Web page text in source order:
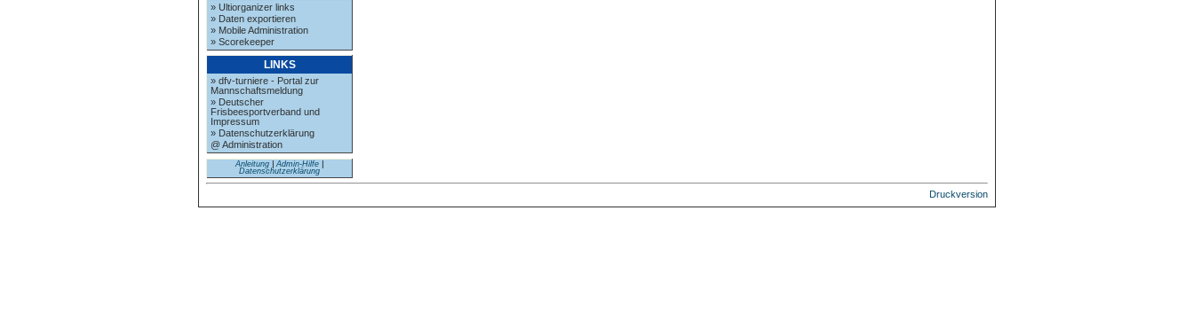
» Ultiorganizer links
» Daten exportieren
» Mobile Administration
» Scorekeeper
LINKS
» dfv-turniere - Portal zur
Mannschaftsmeldung
» Deutscher
Frisbeesportverband und
Impressum
» Datenschutzerklärung
@ Administration
Anleitung| Admin-Hilfe|
Datenschutzerklärung
Druckversion